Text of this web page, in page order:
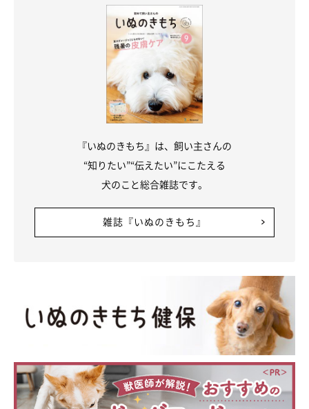
『いぬのきもち』は、飼い主さんの
“知りたい”“伝えたい”にこたえる
犬のこと総合雑誌です。
雑誌『いぬのきもち』